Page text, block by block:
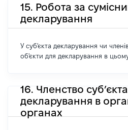
15. Робота за
декларування
У суб'єкта декларування чи членів
об'єкти для декларування в цьому
16. Членство суб’єкта
декларування в
органах